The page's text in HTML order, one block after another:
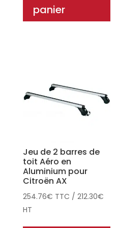
panier
Jeu de 2 barres de
toit Aéro en
Aluminium pour
Citroën AX
254.76€ TTC / 212.30€
HT